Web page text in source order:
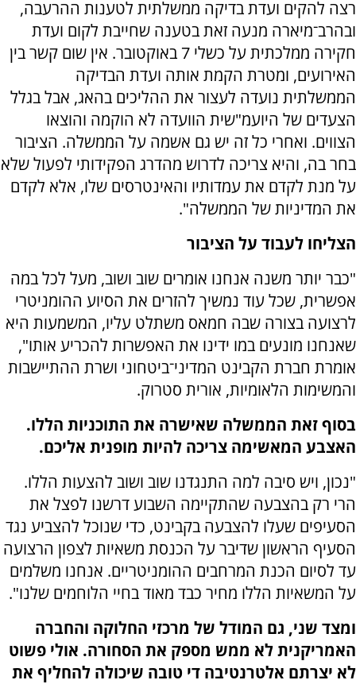
רצה להקים ועדת בדיקה ממשלתית לטענות ההרעבה,
ובהרב־מיארה מנעה זאת בטענה שחייבת לקום ועדת
חקירה ממלכתית על כשלי 7 באוקטובר. אין שום קשר בין
האירועים, ומטרת הקמת אותה ועדת הבדיקה
הממשלתית נועדה לעצור את ההליכים בהאג, אבל בגלל
הצעדים של היועמ"שית הוועדה לא הוקמה והוצאו
הצווים. ואחרי כל זה יש גם אשמה על הממשלה. הציבור
בחר בה, והיא צריכה לדרוש מהדרג הפקידותי לפעול שלא
על מנת לקדם את עמדותיו והאינטרסים שלו, אלא לקדם
את המדיניות של הממשלה".
הצליחו לעבוד על הציבור
"כבר יותר משנה אנחנו אומרים שוב ושוב, מעל לכל במה
אפשרית, שכל עוד נמשיך להזרים את הסיוע ההומניטרי
לרצועה בצורה שבה חמאס משתלט עליו, המשמעות היא
שאנחנו מונעים במו ידינו את האפשרות להכריע אותו",
אומרת חברת הקבינט המדיני־ביטחוני ושרת ההתיישבות
והמשימות הלאומיות, אורית סטרוק.
בסוף זאת הממשלה שאישרה את התוכניות הללו.
האצבע המאשימה צריכה להיות מופנית אליכם.
"נכון, ויש סיבה למה התנגדנו שוב ושוב להצעות הללו.
הרי רק בהצבעה שהתקיימה השבוע דרשנו לפצל את
הסעיפים שעלו להצבעה בקבינט, כדי שנוכל להצביע נגד
הסעיף הראשון שדיבר על הכנסת משאיות לצפון הרצועה
עד לסיום הכנת המרחבים ההומניטריים. אנחנו משלמים
על המשאיות הללו מחיר כבד מאוד בחיי הלוחמים שלנו".
ומצד שני, גם המודל של מרכזי החלוקה והחברה
האמריקנית לא ממש מספק את הסחורה. אולי פשוט
לא יצרתם אלטרנטיבה די טובה שיכולה להחליף את